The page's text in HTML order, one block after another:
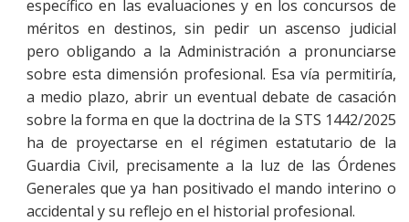
específico en las evaluaciones y en los concursos de
méritos en destinos, sin pedir un ascenso judicial
pero obligando a la Administración a pronunciarse
sobre esta dimensión profesional. Esa vía permitiría,
a medio plazo, abrir un eventual debate de casación
sobre la forma en que la doctrina de la STS 1442/2025
ha de proyectarse en el régimen estatutario de la
Guardia Civil, precisamente a la luz de las Órdenes
Generales que ya han positivado el mando interino o
accidental y su reflejo en el historial profesional.